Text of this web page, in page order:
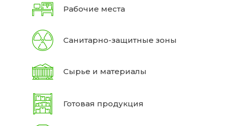
Рабочие места
Санитарно-защитные зоны
Сырье и материалы
Готовая продукция